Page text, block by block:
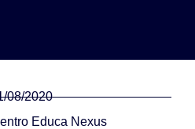
08/2020
Educa Nexus